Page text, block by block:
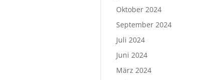
Oktober 2024
September 2024
Juli 2024
Juni 2024
März 2024